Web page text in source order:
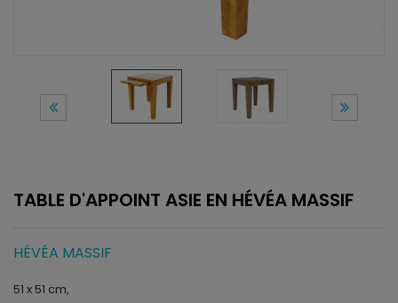
TABLE D'APPOINT ASIE EN HÉVÉA MASSIF
HÉVÉA MASSIF
51 x 51 cm,